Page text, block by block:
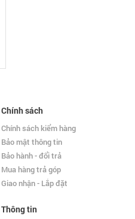
Chính sách
Chính sách kiểm hàng
Bảo mật thông tin
Bảo hành - đổi trả
Mua hàng trả góp
Giao nhận - Lắp đặt
Thông tin